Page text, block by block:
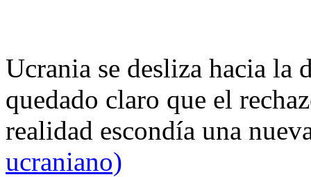
Ucrania se desliza hacia
quedado claro que el
realidad escondía una
ucraniano)